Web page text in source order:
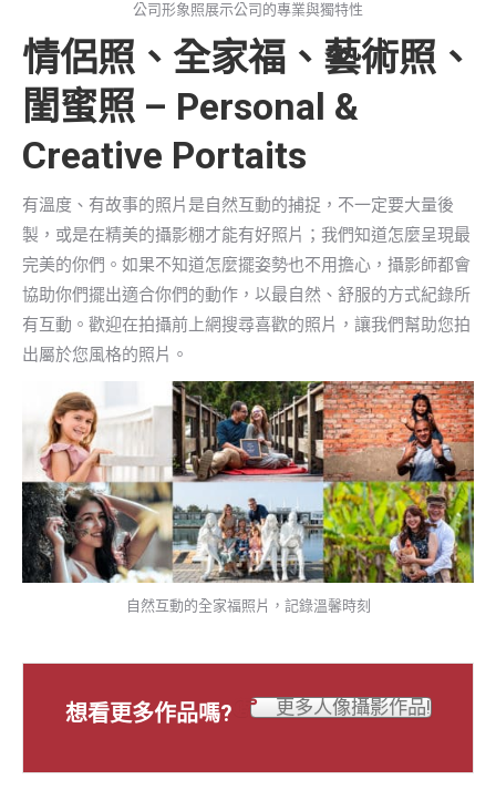
公司形象照展示公司的專業與獨特性
情侶照、全家福、藝術照、
閨蜜照 – Personal &
Creative Portaits
有溫度、有故事的照片是自然互動的捕捉，不一定要大量後
製，或是在精美的攝影棚才能有好照片；我們知道怎麼呈現最
完美的你們。如果不知道怎麼擺姿勢也不用擔心，攝影師都會
協助你們擺出適合你們的動作，以最自然、舒服的方式紀錄所
有互動。歡迎在拍攝前上網搜尋喜歡的照片，讓我們幫助您拍
出屬於您風格的照片。
自然互動的全家福照片，記錄溫馨時刻
想看更多作品嗎? 更多人像攝影作品!